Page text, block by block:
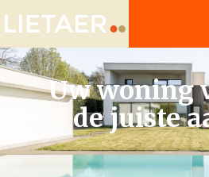
Uw woning
de juiste